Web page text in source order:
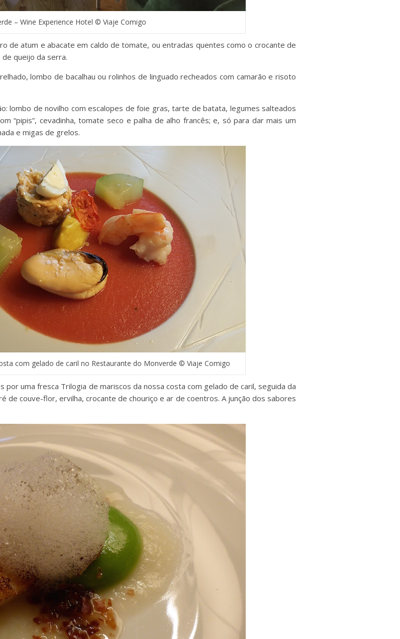
– Wine Experience Hotel © Viaje Comigo
de atum e abacate em caldo de tomate, ou entradas quentes como o crocante de
queijo da serra.
lombo de bacalhau ou rolinhos de linguado recheados com camarão e risoto
lombo de novilho com escalopes de foie gras, tarte de batata, legumes salteados
“pipis”, cevadinha, tomate seco e palha de alho francês; e, só para dar mais um
e migas de grelos.
com gelado de caril no Restaurante do Monverde © Viaje Comigo
uma fresca Trilogia de mariscos da nossa costa com gelado de caril, seguida da
de couve-flor, ervilha, crocante de chouriço e ar de coentros. A junção dos sabores